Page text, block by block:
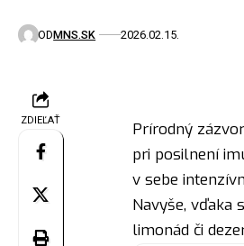
ODMNS.SK 2026.02.15.
ZDIEĽAŤ
Prírodný
pri posilnení
v sebe
Navyše, vďaka
limonád či